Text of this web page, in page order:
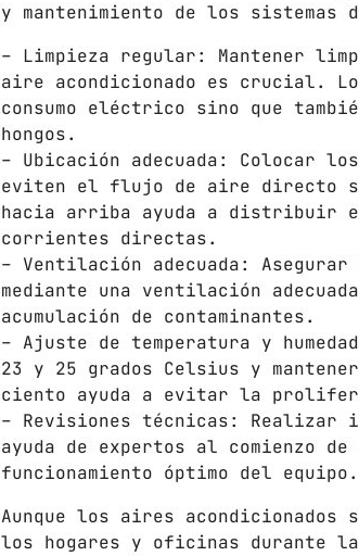
y mantenimiento de los sistemas
– Limpieza regular: Mantener
aire acondicionado es crucial.
consumo eléctrico sino que
hongos.
– Ubicación adecuada: Colocar
eviten el flujo de aire directo
hacia arriba ayuda a distribuir
corrientes directas.
– Ventilación adecuada:
mediante una ventilación
acumulación de contaminantes.
– Ajuste de temperatura y
23 y 25 grados Celsius y
ciento ayuda a evitar la
– Revisiones técnicas: Realizar
ayuda de expertos al comienzo
funcionamiento óptimo del equipo.
Aunque los aires acondicionados
los hogares y oficinas durante